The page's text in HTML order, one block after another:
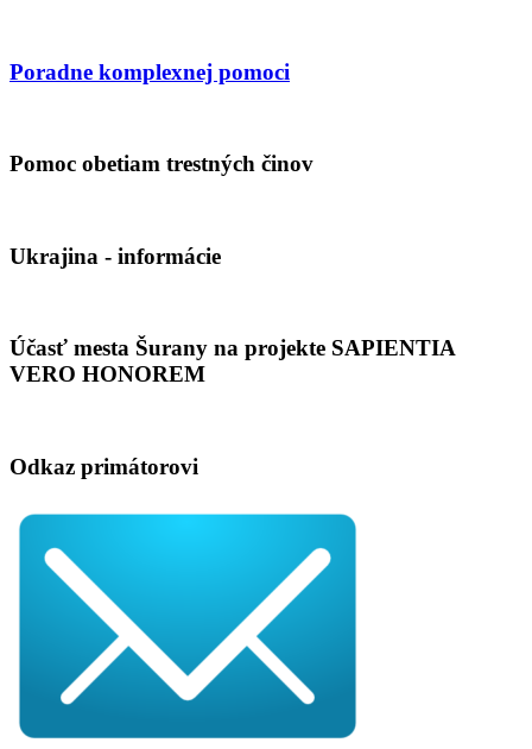
Poradne komplexnej pomoci
Pomoc obetiam trestných činov
Ukrajina - informácie
Účasť mesta Šurany na projekte SAPIENTIA
VERO HONOREM
Odkaz primátorovi